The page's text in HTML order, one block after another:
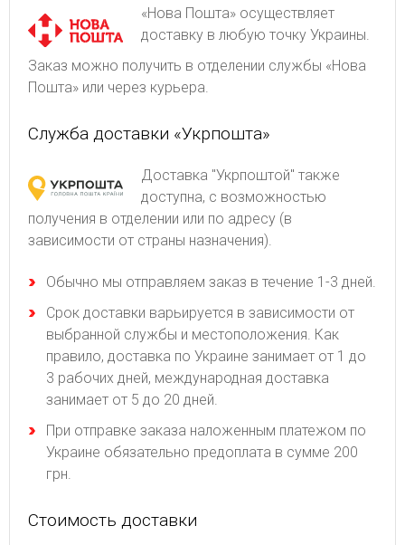
«Нова Пошта» осуществляет
доставку в любую точку Украины.
Заказ можно получить в отделении службы «Нова
Пошта» или через курьера.
Служба доставки «Укрпошта»
Доставка "Укрпоштой" также
доступна, с возможностью
получения в отделении или по адресу (в
зависимости от страны назначения).
Обычно мы отправляем заказ в течение 1-3 дней.
Срок доставки варьируется в зависимости от
выбранной службы и местоположения. Как
правило, доставка по Украине занимает от 1 до
3 рабочих дней, международная доставка
занимает от 5 до 20 дней.
При отправке заказа наложенным платежом по
Украине обязательно предоплата в сумме 200
грн.
Стоимость доставки